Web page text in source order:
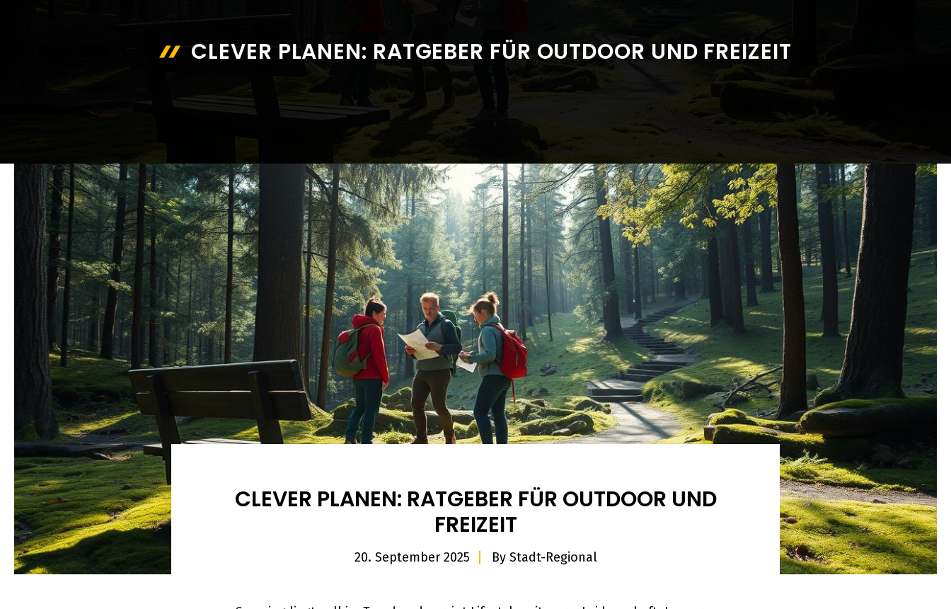
CLEVER PLANEN: RATGEBER FÜR OUTDOOR UND FREIZEIT
CLEVER PLANEN: RATGEBER FÜR OUTDOOR UND
FREIZEIT
20. September 2025 By Stadt-Regional